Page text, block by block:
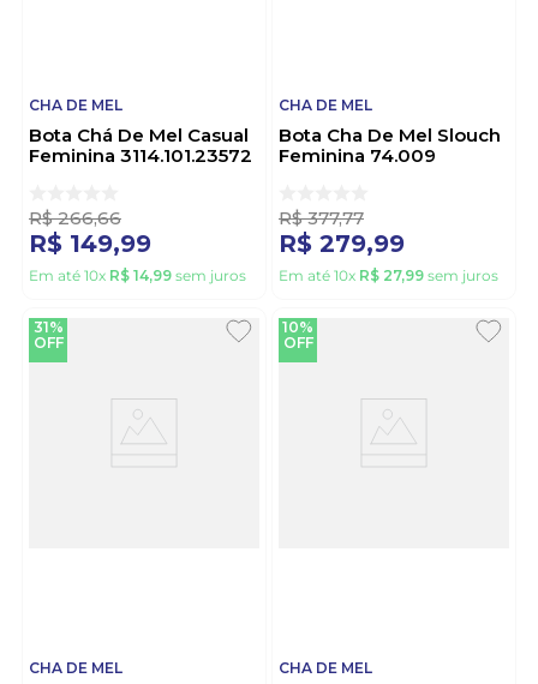
CHA DE MEL
Bota Chá De Mel Casual
Feminina 3114.101.23572
R$ 266,66
R$ 149,99
Em até 10x R$ 14,99 sem juros
CHA DE MEL
Bota Cha De Mel Slouch
Feminina 74.009
R$ 377,77
R$ 279,99
Em até 10x R$ 27,99 sem juros
31%
OFF
CHA DE MEL
10%
OFF
CHA DE MEL